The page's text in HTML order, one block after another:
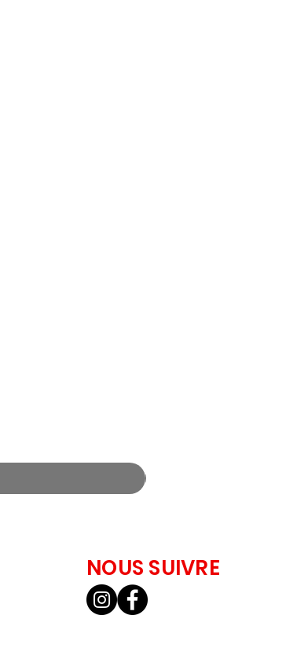
NOUS SUIVRE